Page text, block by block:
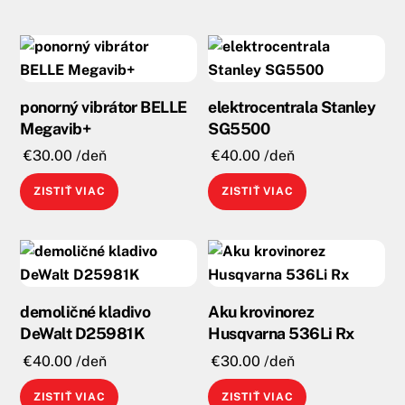
ponorný vibrátor BELLE
Megavib+
€30.00 /deň
ZISTIŤ VIAC
elektrocentrala Stanley
SG5500
€40.00 /deň
ZISTIŤ VIAC
demoličné kladivo
DeWalt D25981K
€40.00 /deň
ZISTIŤ VIAC
Aku krovinorez
Husqvarna 536Li Rx
€30.00 /deň
ZISTIŤ VIAC